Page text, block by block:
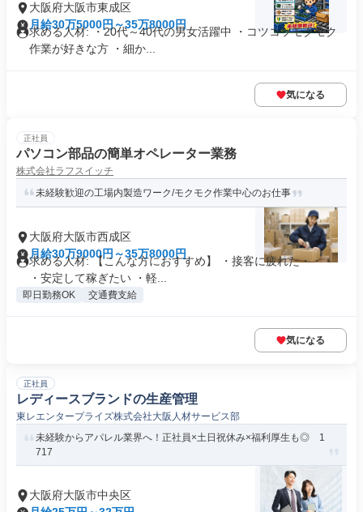
大阪府大阪市東成区
月給30万5000円～35万8000円
求める人材: ・20代～40代の男女活躍中 ・コツコツモクモク
作業が好きな方 ・細か...
気になる
正社員
パソコン部品の簡単オペレーター業務
株式会社ラフスイッチ
未経験歓迎の工場内製造ワーク/モクモク作業中心のお仕事
大阪府大阪市西成区
月給30万9000円～35万8000円
求める人材: 【こんな方におすすめ】 ・接客に疲れた・・・
・安定して稼ぎたい ・軽...
即日勤務OK 交通費支給
気になる
正社員
レディースブランドの生産管理
東レエンタープライズ株式会社大阪人材サービス部
未経験からアパレル業界へ！正社員×土日祝休み×福利厚生も◎ 1
717
大阪府大阪市中央区